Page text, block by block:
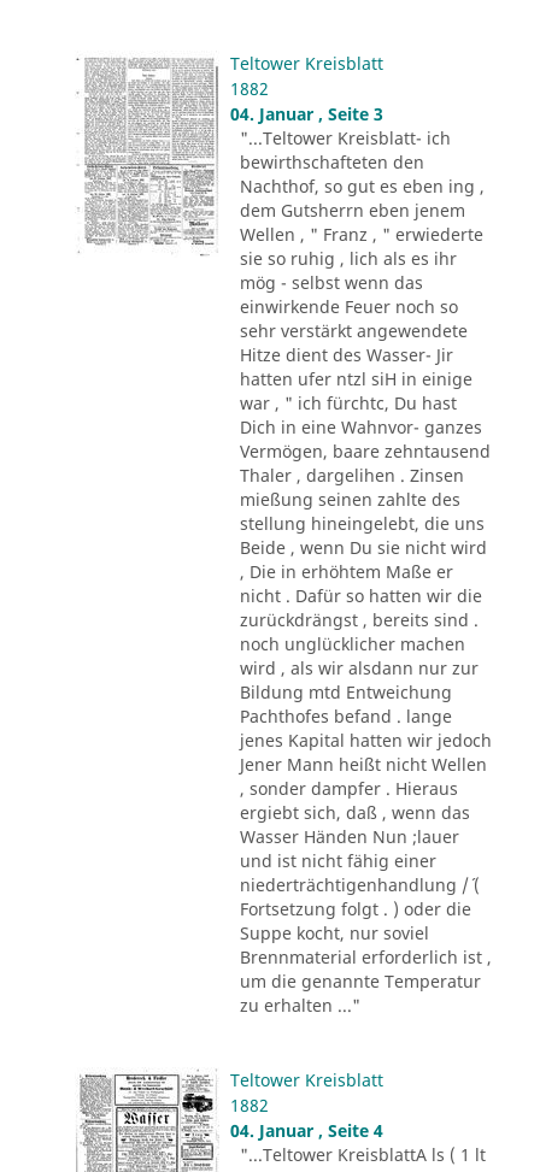
Teltower Kreisblatt
1882
04. Januar , Seite 3
"...Teltower Kreisblatt- ich
bewirthschafteten den
Nachthof, so gut es eben ing ,
dem Gutsherrn eben jenem
Wellen , " Franz , " erwiederte
sie so ruhig , lich als es ihr
mög - selbst wenn das
einwirkende Feuer noch so
sehr verstärkt angewendete
Hitze dient des Wasser- Jir
hatten ufer ntzl siH in einige
war , " ich fürchtc, Du hast
Dich in eine Wahnvor- ganzes
Vermögen, baare zehntausend
Thaler , dargelihen . Zinsen
mießung seinen zahlte des
stellung hineingelebt, die uns
Beide , wenn Du sie nicht wird
, Die in erhöhtem Maße er
nicht . Dafür so hatten wir die
zurückdrängst , bereits sind .
noch unglücklicher machen
wird , als wir alsdann nur zur
Bildung mtd Entweichung
Pachthofes befand . lange
jenes Kapital hatten wir jedoch
Jener Mann heißt nicht Wellen
, sonder dampfer . Hieraus
ergiebt sich, daß , wenn das
Wasser Händen Nun ;lauer
und ist nicht fähig einer
niederträchtigenhandlung /´ (
Fortsetzung folgt . ) oder die
Suppe kocht, nur soviel
Brennmaterial erforderlich ist ,
um die genannte Temperatur
zu erhalten ..."
Teltower Kreisblatt
1882
04. Januar , Seite 4
"...Teltower KreisblattA ls ( 1 lt